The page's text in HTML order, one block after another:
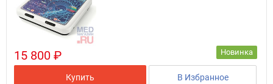
Новинка
15 800 ₽
Купить В Избранное